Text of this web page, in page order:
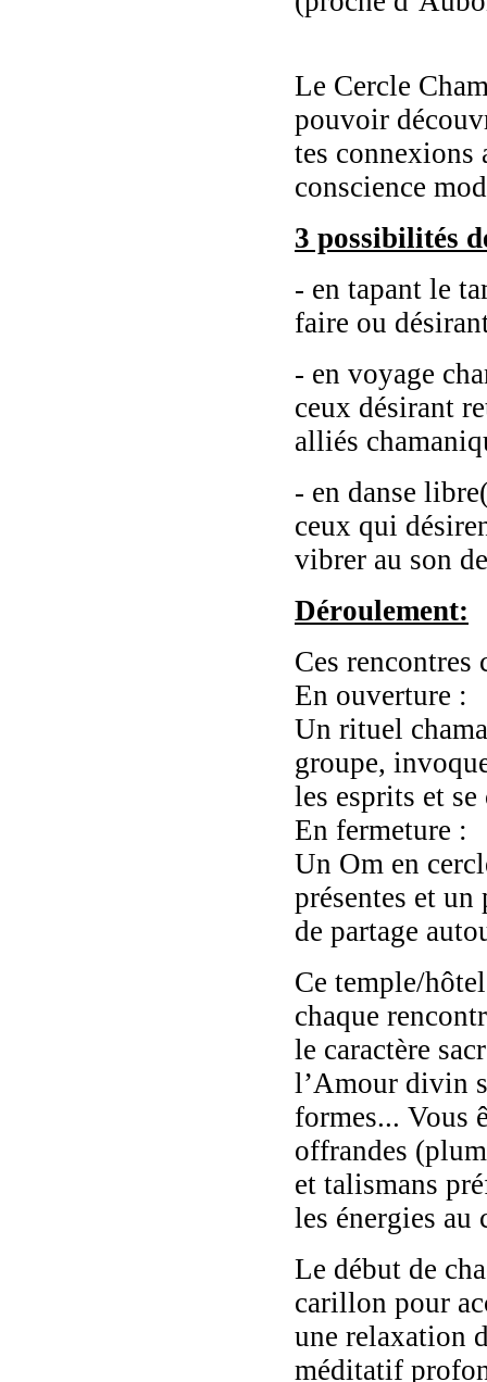
Le Cercle
pouvoir
tes connexions
conscience
3 possibilités
- en tapant le
faire ou
- en voyage
ceux désirant
alliés
- en danse
ceux qui
vibrer au son
Déroulement:
Ces rencontres
En ouverture :
Un rituel
groupe,
les esprits et se
En fermeture :
Un Om en
présentes et
de partage
Ce temple/
chaque
le caractère
l’Amour divin
formes... Vous
offrandes
et talismans
les énergies au
Le début de
carillon pour
une relaxation
méditatif